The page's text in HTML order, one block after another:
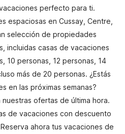
perfecto para ti.
espaciosas en Cussay, Centre,
selección de propiedades
incluidas casas de vacaciones
10 personas, 12 personas, 14
más de 20 personas. ¿Estás
en las próximas semanas?
ofertas de última hora.
de vacaciones con descuento
ahora tus vacaciones de